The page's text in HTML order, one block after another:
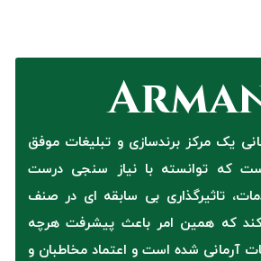
یک مرکز برندسازی و تبلیغات موفق
که توانسته با نیاز سنجی درست
تاثیرگذاری بی سابقه ای در صنف
که همین امر باعث پیشرفت هرچه
آرمانی شده است و اعتماد مخاطبان و